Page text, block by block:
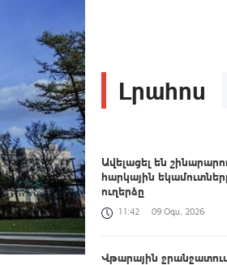
Լրահոս
Ավելացել են
հարկային
ուղերձը
11:42 09 Օգս, 2026
Վթարային